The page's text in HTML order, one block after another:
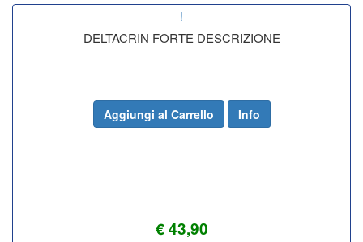
!
DELTACRIN FORTE DESCRIZIONE
€ 43,90
Aggiungi al Carrello Info